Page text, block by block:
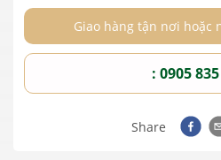
Giao hàng tận nơi hoặc
: 0905
Share